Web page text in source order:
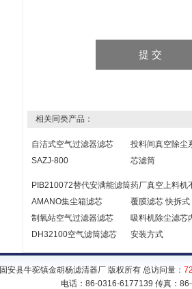
相关同类产品：
自洁式空气过滤器滤芯
SAZJ-800
投料间真空除尘
芯滤筒
PIB210072替代安满能滤筒
AMANO集尘箱滤芯
药厂真空上料机
覆膜滤芯 快拆式
制氧站空气过滤器滤芯
DH32100空气滤筒滤芯
吸料机除尘滤芯
安装方式
固安县牛驼镇金胡杨滤清器厂 版权所有 总访问量：
电话：86-0316-6177139 传真：